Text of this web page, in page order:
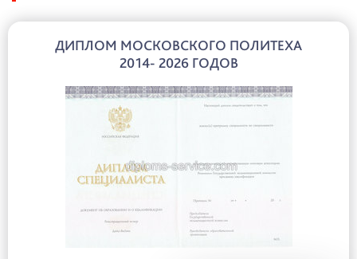
ДИПЛОМ МОСКОВСКОГО ПОЛИТЕХА
2014- 2026 ГОДОВ